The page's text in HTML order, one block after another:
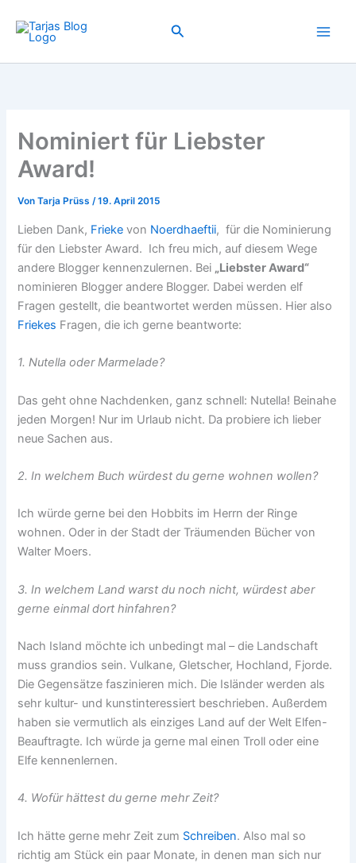
Inhalt
springen
Suchen
Nominiert für Liebster
Award!
VonTarja Prüss/19. April 2015
Lieben Dank, Frieke von Noerdhaeftii, für die Nominierung
für den Liebster Award. Ich freu mich, auf diesem Wege
andere Blogger kennenzulernen. Bei „Liebster Award“
nominieren Blogger andere Blogger. Dabei werden elf
Fragen gestellt, die beantwortet werden müssen. Hier also
Friekes Fragen, die ich gerne beantworte:
1. Nutella oder Marmelade?
Das geht ohne Nachdenken, ganz schnell: Nutella! Beinahe
jeden Morgen! Nur im Urlaub nicht. Da probiere ich lieber
neue Sachen aus.
2. In welchem Buch würdest du gerne wohnen wollen?
Ich würde gerne bei den Hobbits im Herrn der Ringe
wohnen. Oder in der Stadt der Träumenden Bücher von
Walter Moers.
3. In welchem Land warst du noch nicht, würdest aber
gerne einmal dort hinfahren?
Nach Island möchte ich unbedingt mal – die Landschaft
muss grandios sein. Vulkane, Gletscher, Hochland, Fjorde.
Die Gegensätze faszinieren mich. Die Isländer werden als
sehr kultur- und kunstinteressiert beschrieben. Außerdem
haben sie vermutlich als einziges Land auf der Welt Elfen-
Beauftragte. Ich würde ja gerne mal einen Troll oder eine
Elfe kennenlernen.
4. Wofür hättest du gerne mehr Zeit?
Ich hätte gerne mehr Zeit zum Schreiben. Also mal so
richtig am Stück ein paar Monate, in denen man sich nur